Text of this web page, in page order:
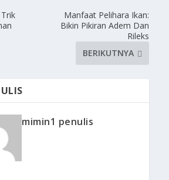
Manfaat Pelihara Ikan:
Bikin Pikiran Adem Dan
Rileks
BERIKUTNYA
mimin1 penulis